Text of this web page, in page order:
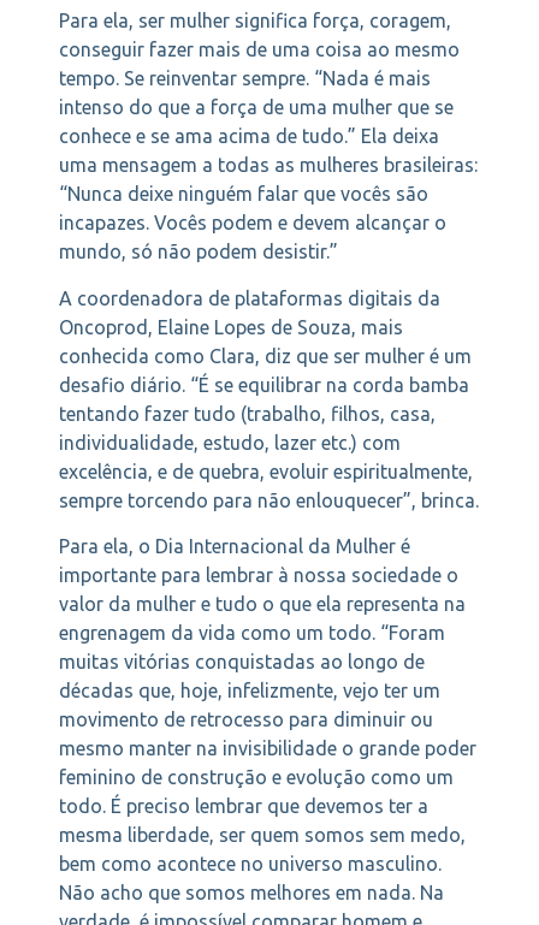
Para ela, ser mulher significa força, coragem,
conseguir fazer mais de uma coisa ao mesmo
tempo. Se reinventar sempre. “Nada é mais
intenso do que a força de uma mulher que se
conhece e se ama acima de tudo.” Ela deixa
uma mensagem a todas as mulheres brasileiras:
“Nunca deixe ninguém falar que vocês são
incapazes. Vocês podem e devem alcançar o
mundo, só não podem desistir.”
A coordenadora de plataformas digitais da
Oncoprod, Elaine Lopes de Souza, mais
conhecida como Clara, diz que ser mulher é um
desafio diário. “É se equilibrar na corda bamba
tentando fazer tudo (trabalho, filhos, casa,
individualidade, estudo, lazer etc.) com
excelência, e de quebra, evoluir espiritualmente,
sempre torcendo para não enlouquecer”, brinca.
Para ela, o Dia Internacional da Mulher é
importante para lembrar à nossa sociedade o
valor da mulher e tudo o que ela representa na
engrenagem da vida como um todo. “Foram
muitas vitórias conquistadas ao longo de
décadas que, hoje, infelizmente, vejo ter um
movimento de retrocesso para diminuir ou
mesmo manter na invisibilidade o grande poder
feminino de construção e evolução como um
todo. É preciso lembrar que devemos ter a
mesma liberdade, ser quem somos sem medo,
bem como acontece no universo masculino.
Não acho que somos melhores em nada. Na